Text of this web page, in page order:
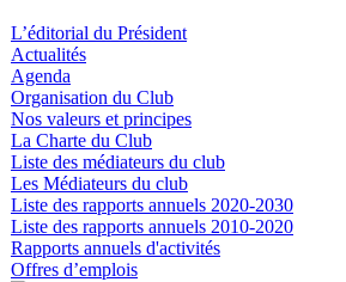
L’éditorial du Président
Actualités
Agenda
Organisation du Club
Nos valeurs et principes
La Charte du Club
Liste des médiateurs du club
Les Médiateurs du club
Liste des rapports annuels 2020-2030
Liste des rapports annuels 2010-2020
Rapports annuels d'activités
Offres d’emplois